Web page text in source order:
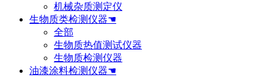
机械杂质测定仪
生物质类检测仪器☚
全部
生物质热值测试仪器
生物质检测仪器
油漆涂料检测仪器☚